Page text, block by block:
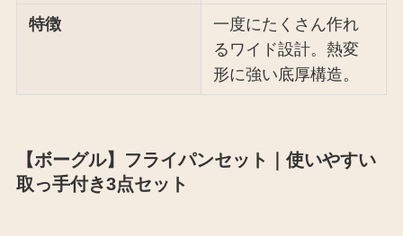
特徴
一度にたくさん作れ
るワイド設計。熱変
形に強い底厚構造。
【ボーグル】フライパンセット｜使いやすい
取っ手付き3点セット